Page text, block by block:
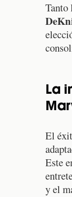
Tanto
La
El
Este
y el